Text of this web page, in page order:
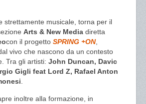
strettamente musicale, torna per il
Arts & New Media diretta
con il progetto SPRING +ON,
vivo che nascono da un contesto
Tra gli artisti: John Duncan, Davic
Gigli feat Lord Z, Rafael Anton
inoltre alla formazione, in